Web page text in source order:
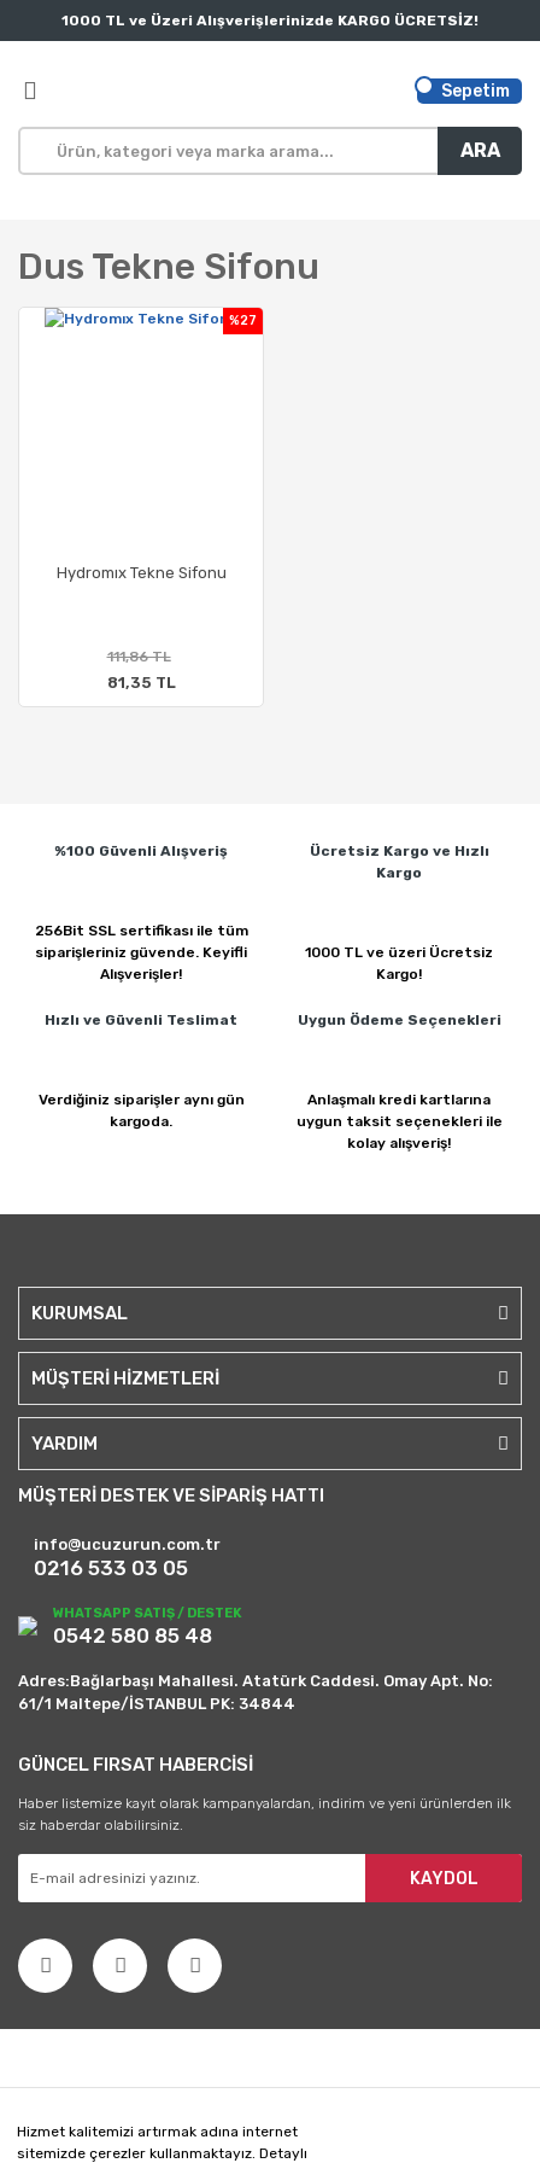
Hizmet kalitemizi artırmak adına internet
sitemizde çerezler kullanmaktayız. Detaylı
1000 TL ve Üzeri Alışverişlerinizde KARGO ÜCRETSİZ!
ARA
Sepetim
Dus Tekne Sifonu
Hydromıx Tekne Sifonu
%27
111,86 TL
81,35 TL
%100 Güvenli Alışveriş
256Bit SSL sertifikası ile tüm
siparişleriniz güvende. Keyifli
Alışverişler!
Ücretsiz Kargo ve Hızlı
Kargo
1000 TL ve üzeri Ücretsiz
Kargo!
Hızlı ve Güvenli Teslimat
Verdiğiniz siparişler aynı gün
kargoda.
Uygun Ödeme Seçenekleri
Anlaşmalı kredi kartlarına
uygun taksit seçenekleri ile
kolay alışveriş!
KURUMSAL
MÜŞTERİ HİZMETLERİ
YARDIM
MÜŞTERİ DESTEK VE SİPARİŞ HATTI
info@ucuzurun.com.tr
0216 533 03 05
WHATSAPP SATIŞ / DESTEK
0542 580 85 48
Adres:Bağlarbaşı Mahallesi. Atatürk Caddesi. Omay Apt. No:
61/1 Maltepe/İSTANBUL PK: 34844
GÜNCEL FIRSAT HABERCİSİ
Haber listemize kayıt olarak kampanyalardan, indirim ve yeni ürünlerden ilk
siz haberdar olabilirsiniz.
KAYDOL